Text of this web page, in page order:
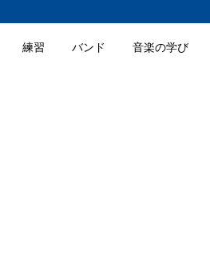
練習 バンド 音楽の学び